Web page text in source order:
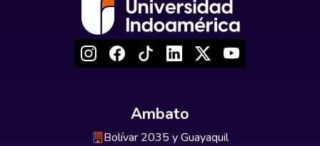
Ambato
Bolívar 2035 y Guayaquil